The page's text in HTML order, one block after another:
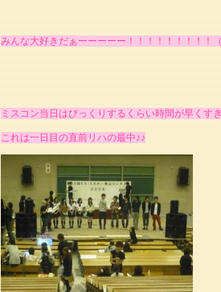
みんな大好きだぁーーーーー！！！！！！！！！
ミスコン当日はびっくりするくらい時間が早くす
これは一日目の直前リハの最中♪♪